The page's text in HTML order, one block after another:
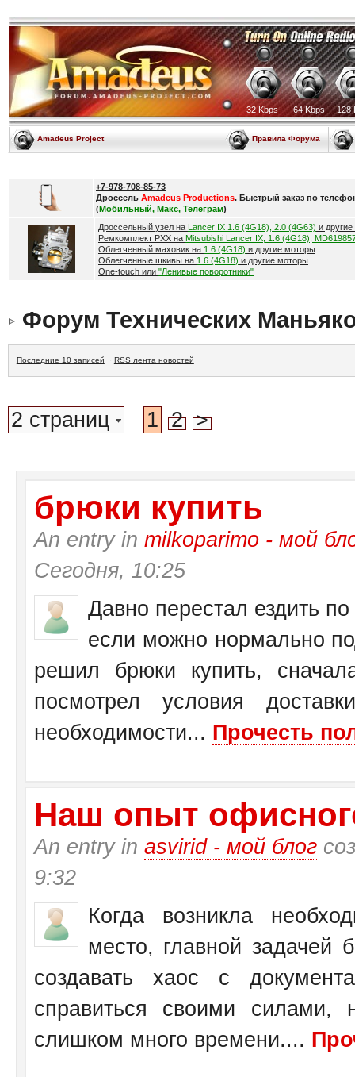
32 Kbps 64 Kbps 128
Amadeus Project Правила Форума
+7-978-708-85-73
Дроссель Amadeus Productions. Быстрый заказ по
(Мобильный, Макс, Телеграм)
Дроссельный узел на Lancer IX 1.6 (4G18), 2.0 (4G63) и
Ремкомплект РХХ на Mitsubishi Lancer IX, 1.6 (4G18),
Облегченный маховик на 1.6 (4G18) и другие моторы
Облегченные шкивы на 1.6 (4G18) и другие моторы
One-touch или "Ленивые поворотники"
Форум Технических
Последние 10 записей · RSS лента новостей
2 страниц 1 2 >
брюки купить
An entry in milkoparimo - мой
Сегодня, 10:25
Давно перестал ездить
если можно нормально
решил брюки купить,
посмотрел условия
необходимости... Прочесть
Наш опыт
An entry in asvirid - мой блог
9:32
Когда возникла
место, главной задачей
создавать хаос с
справиться своими
слишком много времени....